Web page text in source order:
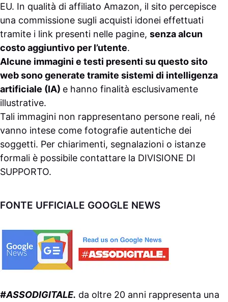
EU. In qualità di affiliato Amazon, il sito percepisce
una commissione sugli acquisti idonei effettuati
tramite i link presenti nelle pagine, senza alcun
costo aggiuntivo per l’utente.
Alcune immagini e testi presenti su questo sito
web sono generate tramite sistemi di intelligenza
artificiale (IA) e hanno finalità esclusivamente
illustrative.
Tali immagini non rappresentano persone reali, né
vanno intese come fotografie autentiche dei
soggetti. Per chiarimenti, segnalazioni o istanze
formali è possibile contattare la DIVISIONE DI
SUPPORTO.
FONTE UFFICIALE GOOGLE NEWS
#ASSODIGITALE. da oltre 20 anni rappresenta una